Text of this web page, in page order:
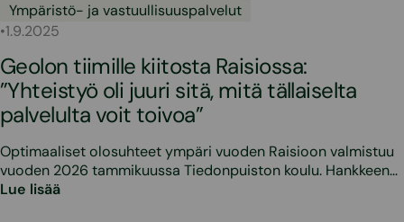
Ympäristö- ja vastuullisuuspalvelut
•1.9.2025
Geolon tiimille kiitosta Raisiossa:
”Yhteistyö oli juuri sitä, mitä tällaiselta
palvelulta voit toivoa”
Optimaaliset olosuhteet ympäri vuoden Raisioon valmistuu
vuoden 2026 tammikuussa Tiedonpuiston koulu. Hankkeen…
Lue lisää